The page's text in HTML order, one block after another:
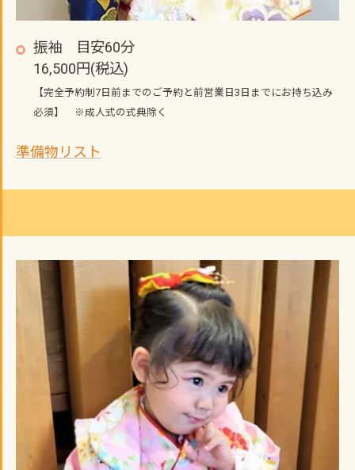
振袖 目安60分
16,500円(税込)
【完全予約制7日前までのご予約と前営業日3日までにお持ち込み
必須】 ※成人式の式典除く
準備物リスト